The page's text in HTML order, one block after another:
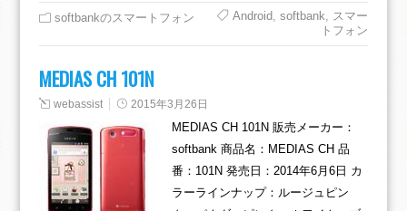
softbankのスマートフォン Android ,softbank
スマー
トフォン
MEDIAS CH 101N
webassist 2015年3月26日
MEDIAS CH 101N 販売メーカー：
softbank 商品名：MEDIAS CH 品
番：101N 発売日：2014年6月6日 カ
ラーラインナップ：ルージュピン